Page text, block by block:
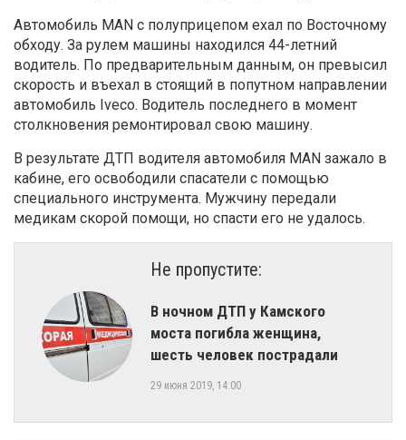
Автомобиль MAN с полуприцепом ехал по Восточному
обходу. За рулем машины находился 44-летний
водитель. По предварительным данным, он превысил
скорость и въехал в стоящий в попутном направлении
автомобиль Iveco. Водитель последнего в момент
столкновения ремонтировал свою машину.
В результате ДТП водителя автомобиля MAN зажало в
кабине, его освободили спасатели с помощью
специального инструмента. Мужчину передали
медикам скорой помощи, но спасти его не удалось.
Не пропустите:
В ночном ДТП у Камского
моста погибла женщина,
шесть человек пострадали
29 июня 2019, 14:00